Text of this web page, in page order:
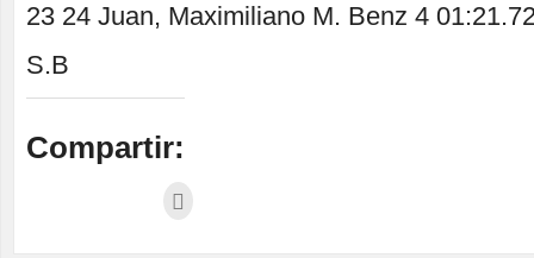
23 24 Juan, Maximiliano M. Benz 4
S.B
Compartir: